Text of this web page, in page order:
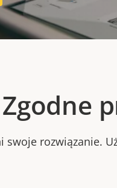
Zgodne
swoje rozwiązanie.